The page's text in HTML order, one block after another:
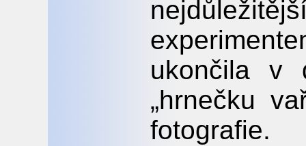
ukončila v
„hrnečku
fotografie.